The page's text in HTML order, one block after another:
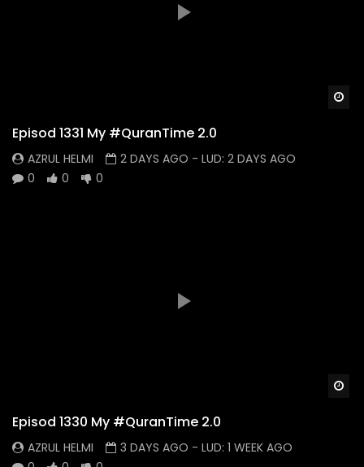
Episod 1331 My #QuranTime 2.0
AZRUL HELMI 2 DAYS AGO - LUD: 2 DAYS AGO
0
0 0
Episod 1330 My #QuranTime 2.0
AZRUL HELMI 3 DAYS AGO - LUD: 1 WEEK AGO